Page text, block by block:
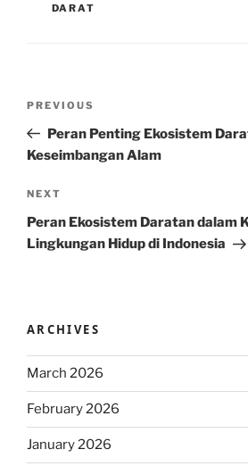
DARAT
Previous
Post
PREVIOUS
Peran Penting Ekosistem
Keseimbangan Alam
Next
Post
NEXT
Peran Ekosistem Daratan dalam
Lingkungan Hidup di Indonesia
ARCHIVES
March 2026
February 2026
January 2026